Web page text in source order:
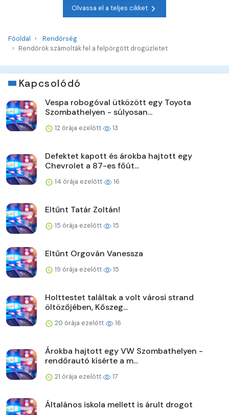
Olvassa el a teljes cikket
Főoldal
Rendőrség
Rendőrök számolták fel a felpörgött drogüzletet
Kapcsolódó
Vespa robogóval ütközött egy Toyota
Szombathelyen - súlyosan...
12 órája ezelőtt 13
Defektet kapott és árokba hajtott egy
Chevrolet a 87-es főút...
14 órája ezelőtt 16
Eltűnt Tatár Zoltán!
15 órája ezelőtt 15
Eltűnt Orgován Vanessza
19 órája ezelőtt 15
Holttestet találtak a volt városi strand
öltözőjében, Kőszeg...
20 órája ezelőtt 16
Árokba hajtott egy VW Szombathelyen -
rendőrautó kísérte a m...
21 órája ezelőtt 17
Általános iskola mellett is árult drogot